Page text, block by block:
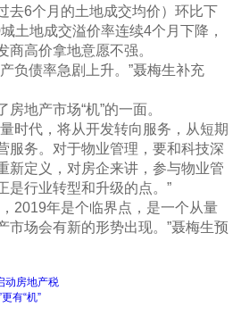
去6个月的土地成交均价）环比下
土地成交溢价率连续4个月下降，
商高价拿地意愿不强。
债率急剧上升。”聂梅生补充
地产市场“机”的一面。
代，将从开发转向服务，从短期
服务。对于物业管理，要和科技深
新定义，对房企来讲，参与物业管
是行业转型和升级的点。”
年是个临界点，是一个从量
市场会有新的形势出现。”聂梅生预
动房地产税
有“机”